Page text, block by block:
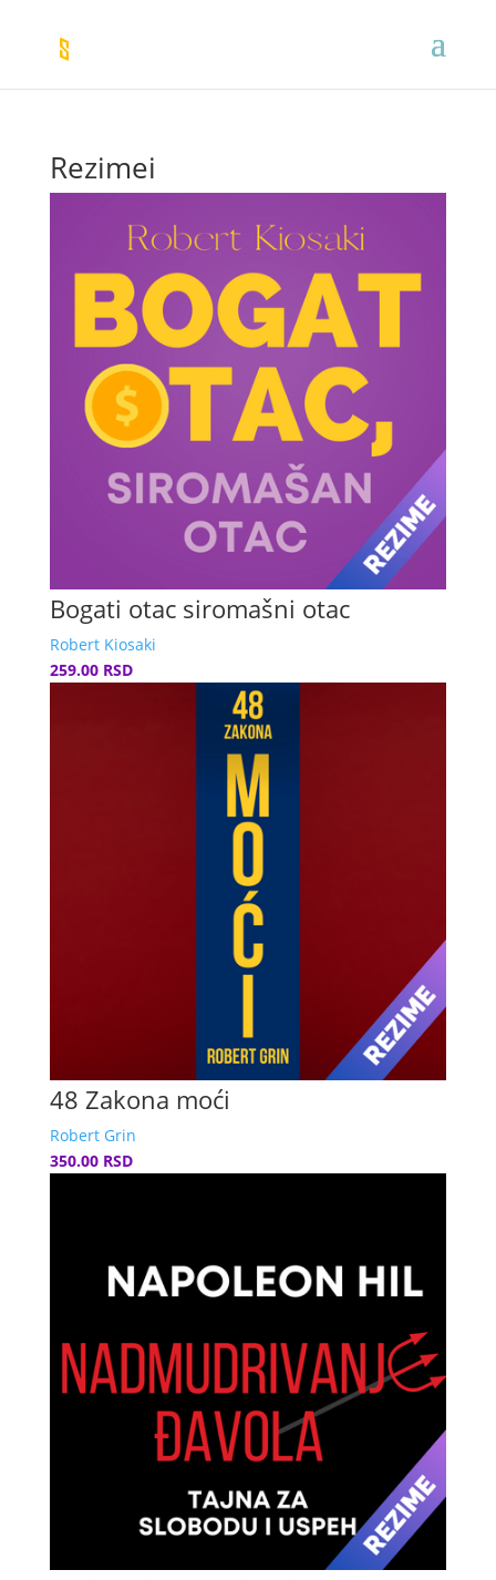
Rezimei
Bogati otac siromašni otac
Robert Kiosaki
259.00 RSD
48 Zakona moći
Robert Grin
350.00 RSD